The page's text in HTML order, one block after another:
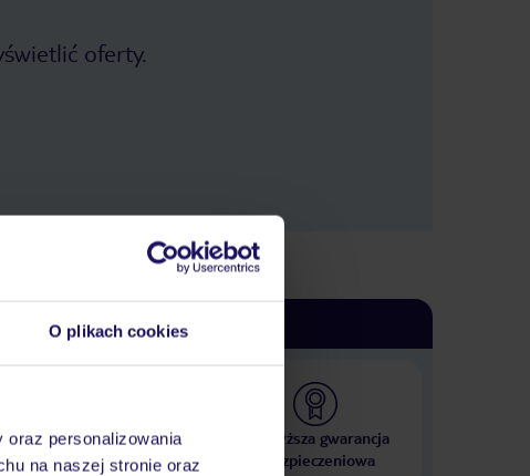
O plikach cookies
oraz personalizowania
na naszej stronie oraz
oferty.
10 000 hoteli w ponad 50
krajach
Najwyższa gwarancja
ubezpieczeniowa